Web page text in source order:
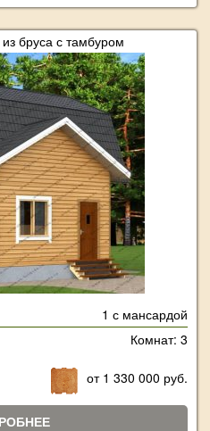
бруса с тамбуром
1 с мансардой
Комнат: 3
от 1 330 000 руб.